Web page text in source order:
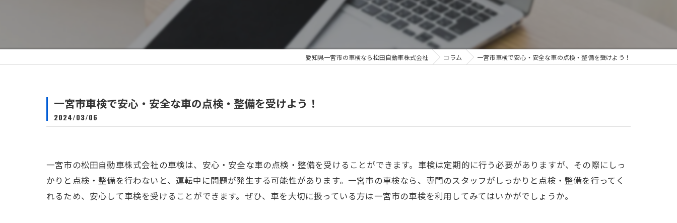
自動車保険
愛知県一宮市の車検なら松田自動車株式会社 コラム 一宮市車検で安心・安全な車の点検・整備を受けよう！
一宮市車検で安心・安全な車の点検・整備を受けよう！
2024/03/06
一宮市の松田自動車株式会社の車検は、安心・安全な車の点検・整備を受けることができます。車検は定期的に行う必要がありますが、その際にしっ
かりと点検・整備を行わないと、運転中に問題が発生する可能性があります。一宮市の車検なら、専門のスタッフがしっかりと点検・整備を行ってく
れるため、安心して車検を受けることができます。ぜひ、車を大切に扱っている方は一宮市の車検を利用してみてはいかがでしょうか。